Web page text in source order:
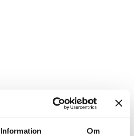
Information Om